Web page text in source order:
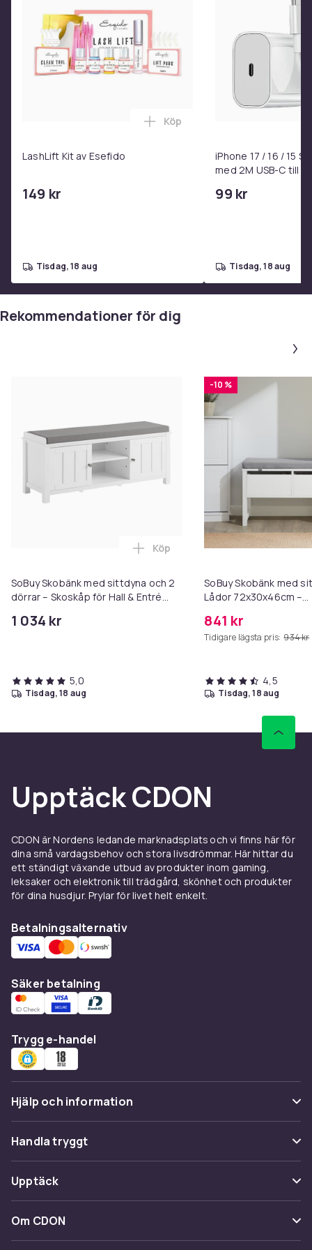
LashLift Kit av Esefido
149 kr
Lägg till LashLift Kit av
Köp
tisdag, 18 aug
iPhone 17 / 16 / 15
med 2M USB-C till
99 kr
tisdag, 18 aug
Rekommendationer för dig
SoBuy Skobänk med sittdyna och 2
dörrar – Skoskåp för Hall & Entré
1 034 kr
Köp
5,0
tisdag, 18 aug
-10 %
SoBuy Skobänk med
Lådor 72x30x46cm –
FSR88-W
841 kr
Tidigare lägsta pris: 934 kr
4,5
tisdag, 18 aug
Upptäck CDON
CDON är Nordens ledande marknadsplats och vi finns här för
dina små vardagsbehov och stora livsdrömmar. Här hittar du
ett ständigt växande utbud av produkter inom gaming,
leksaker och elektronik till trädgård, skönhet och produkter
för dina husdjur. Prylar för livet helt enkelt.
Betalningsalternativ
Säker betalning
Trygg e-handel
Hjälp och information
Vanliga frågor
Spåra paket
Ångra & Returnera här
Kundservice
Handla tryggt
Betalning
Leverans
Upptäck
Kategorier
Varumärken
Om CDON